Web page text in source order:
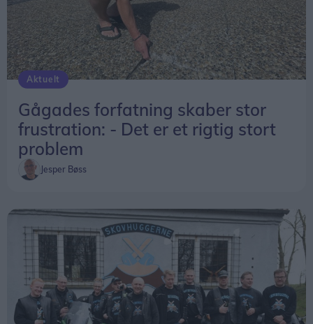
Aktuelt
Gågades forfatning skaber stor
frustration: - Det er et rigtig stort
problem
Jesper Bøss